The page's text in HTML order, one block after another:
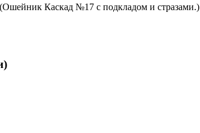
Каскад №17 с подкладом и стразами.)